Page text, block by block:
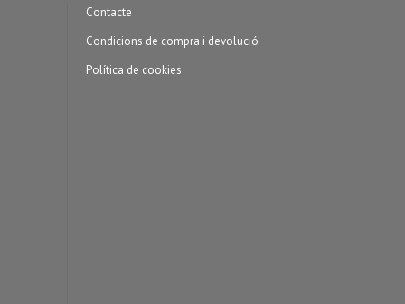
Contacte
Condicions de compra i devolució
Política de cookies